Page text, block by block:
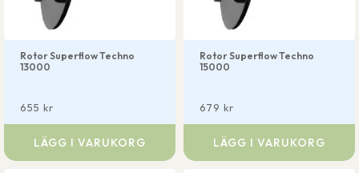
Rotor Superflow Techno
13000
655 kr
LÄGG I VARUKORG
Rotor Superflow Techno
15000
679 kr
LÄGG I VARUKORG